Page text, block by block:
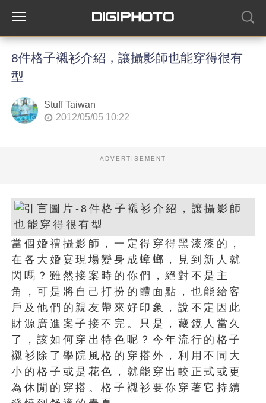
8件格子襯衫介紹，讓攝影師也能穿得很有
型
Stuff Taiwan
2012/05/05 10:22
ADVERTISEMENT
當個婚禮攝影師，一定得穿得黑漆漆的，
在各大婚宴現場變身成蟑螂，見到新人就
閃嗎？雖然接案時的你們，絕對不是主
角，可是將自己打扮的體面點，也能給客
戶及他們的親友帶來好印象，說不定因此
財源廣進案子接不完。只是，藏鏡人當久
了，該如何穿出特色呢？今年流行的格子
襯衫除了學院風格的穿搭外，利用不同大
小的格子或是花色，就能穿出較正式或更
為休閒的穿搭。格子襯衫要你穿著它持續